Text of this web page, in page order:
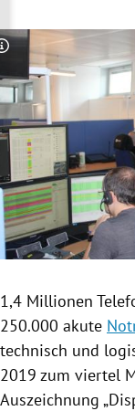
Untermenü
Untermenü
Untermenü
Untermenü
Untermenü
Untermenü
Untermenü
Untermenü
Untermenü
Copyright-Hinweis
1,4 Millionen
250.000 akute
technisch und
2019 zum viertel
Auszeichnung